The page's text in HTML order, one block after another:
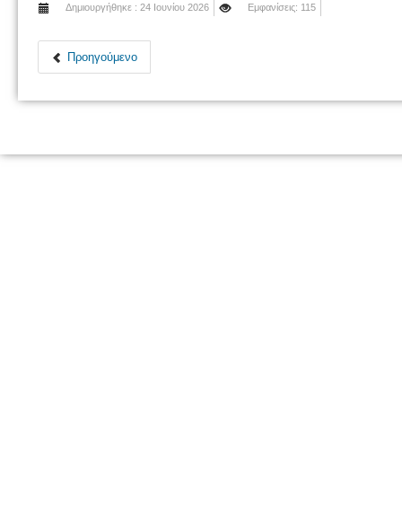
Δημιουργήθηκε : 24 Ιουνίου 2026
Εμφανίσεις: 115
Προηγούμενο